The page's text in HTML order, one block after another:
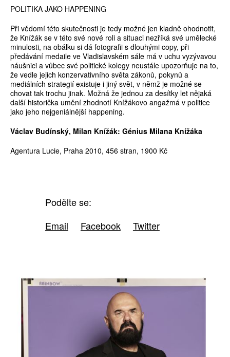
POLITIKA JAKO HAPPENING
Při vědomí této skutečnosti je tedy možné jen kladně ohodnotit,
že Knížák se v této své nové roli a situaci nezříká své umělecké
minulosti, na obálku si dá fotografii s dlouhými copy, při
předávání medaile ve Vladislavském sále má v uchu vyzývavou
náušnici a vůbec své politické kolegy neustále upozorňuje na to,
že vedle jejich konzervativního světa zákonů, pokynů a
mediálních strategií existuje i jiný svět, v němž je možné se
chovat tak trochu jinak. Možná že jednou za desítky let nějaká
další historička umění zhodnotí Knížákovo angažmá v politice
jako jeho nejgeniálnější happening.
Václav Budínský, Milan Knížák: Génius Milana Knížáka
Agentura Lucie, Praha 2010, 456 stran, 1900 Kč
Podělte se:
Email
Facebook Twitter